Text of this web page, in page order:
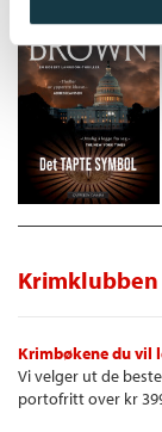
Krimbøkene du vil
Vi velger ut de
portofritt over kr